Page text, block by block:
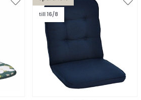
till 16/8